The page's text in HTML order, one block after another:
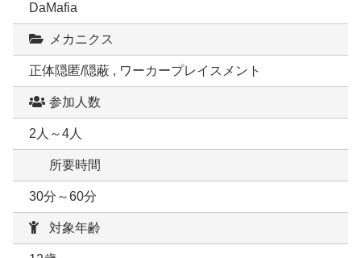
DaMafia
メカニクス
正体隠匿/隠蔽 , ワーカープレイスメント
参加人数
2人～4人
所要時間
30分～60分
対象年齢